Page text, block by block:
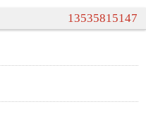
13535815147